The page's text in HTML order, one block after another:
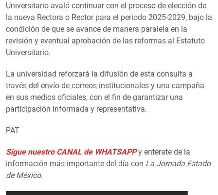
Universitario avaló continuar con el proceso de elección de
la nueva Rectora o Rector para el periodo 2025-2029, bajo la
condición de que se avance de manera paralela en la
revisión y eventual aprobación de las reformas al Estatuto
Universitario.
La universidad reforzará la difusión de esta consulta a
través del envío de correos institucionales y una campaña
en sus medios oficiales, con el fin de garantizar una
participación informada y representativa.
PAT
Sigue nuestro CANAL de WHATSAPP y entérate de la
información más importante del día con La Jornada Estado
de México.